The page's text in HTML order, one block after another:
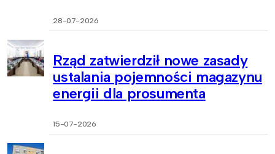
28-07-2026
Rząd zatwierdził nowe zasady
ustalania pojemności magazynu
energii dla prosumenta
15-07-2026